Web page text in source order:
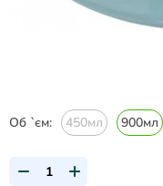
Об `єм: 450мл 900мл